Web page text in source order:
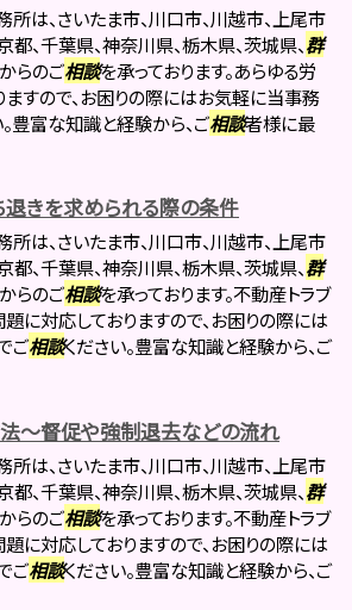
は、さいたま市、川口市、川越市、上尾市
都、千葉県、神奈川県、栃木県、茨城県、群
らのご相談を承っております。あらゆる労
すので、お困りの際にはお気軽に当事務
豊富な知識と経験から、ご相談者様に最
退きを求められる際の条件
は、さいたま市、川口市、川越市、上尾市
都、千葉県、神奈川県、栃木県、茨城県、群
らのご相談を承っております。不動産トラブ
に対応しておりますので、お困りの際には
ご相談ください。豊富な知識と経験から、ご
～督促や強制退去などの流れ
は、さいたま市、川口市、川越市、上尾市
都、千葉県、神奈川県、栃木県、茨城県、群
らのご相談を承っております。不動産トラブ
に対応しておりますので、お困りの際には
ご相談ください。豊富な知識と経験から、ご